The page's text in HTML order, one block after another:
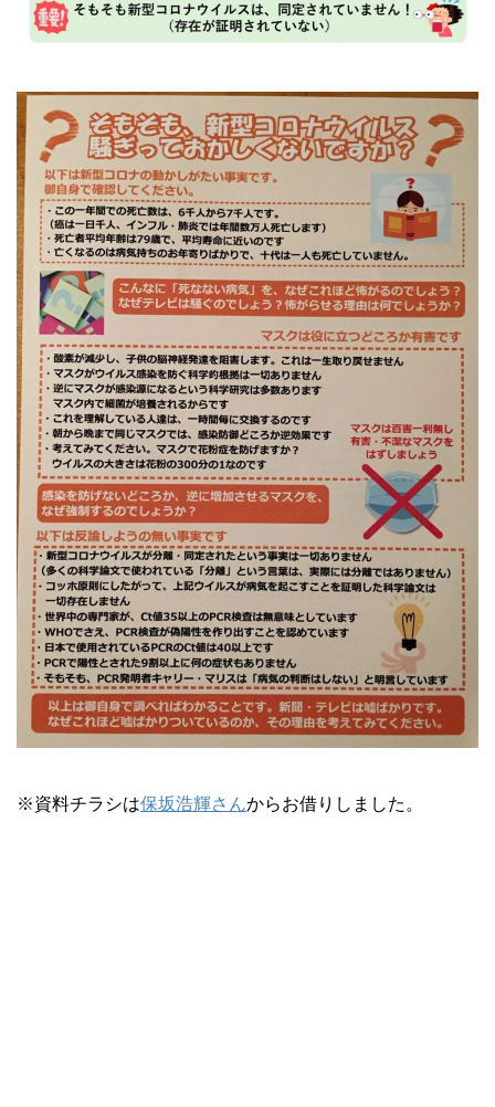
※資料チラシは保坂浩輝さんからお借りしました。